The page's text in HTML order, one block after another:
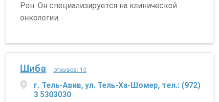
Рон. Он специализируется на клинической
онкологии.
Шиба отзывов: 10
г. Тель-Авив, ул. Тель-Ха-Шомер, тел.: (972)
3 5303030